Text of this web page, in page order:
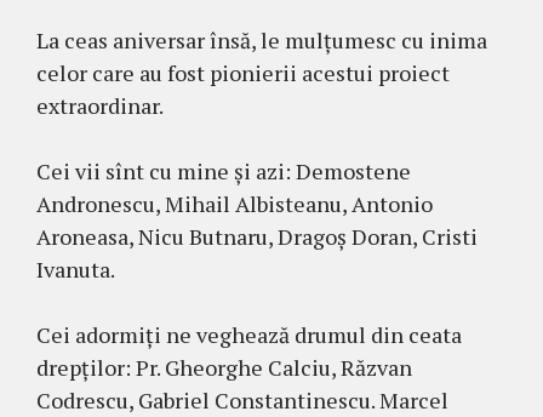
La ceas aniversar însă, le mulțumesc cu inima
celor care au fost pionierii acestui proiect
extraordinar.
Cei vii sînt cu mine și azi: Demostene
Andronescu, Mihail Albisteanu, Antonio
Aroneasa, Nicu Butnaru, Dragoș Doran, Cristi
Ivanuta.
Cei adormiți ne veghează drumul din ceata
drepților: Pr. Gheorghe Calciu, Răzvan
Codrescu, Gabriel Constantinescu. Marcel